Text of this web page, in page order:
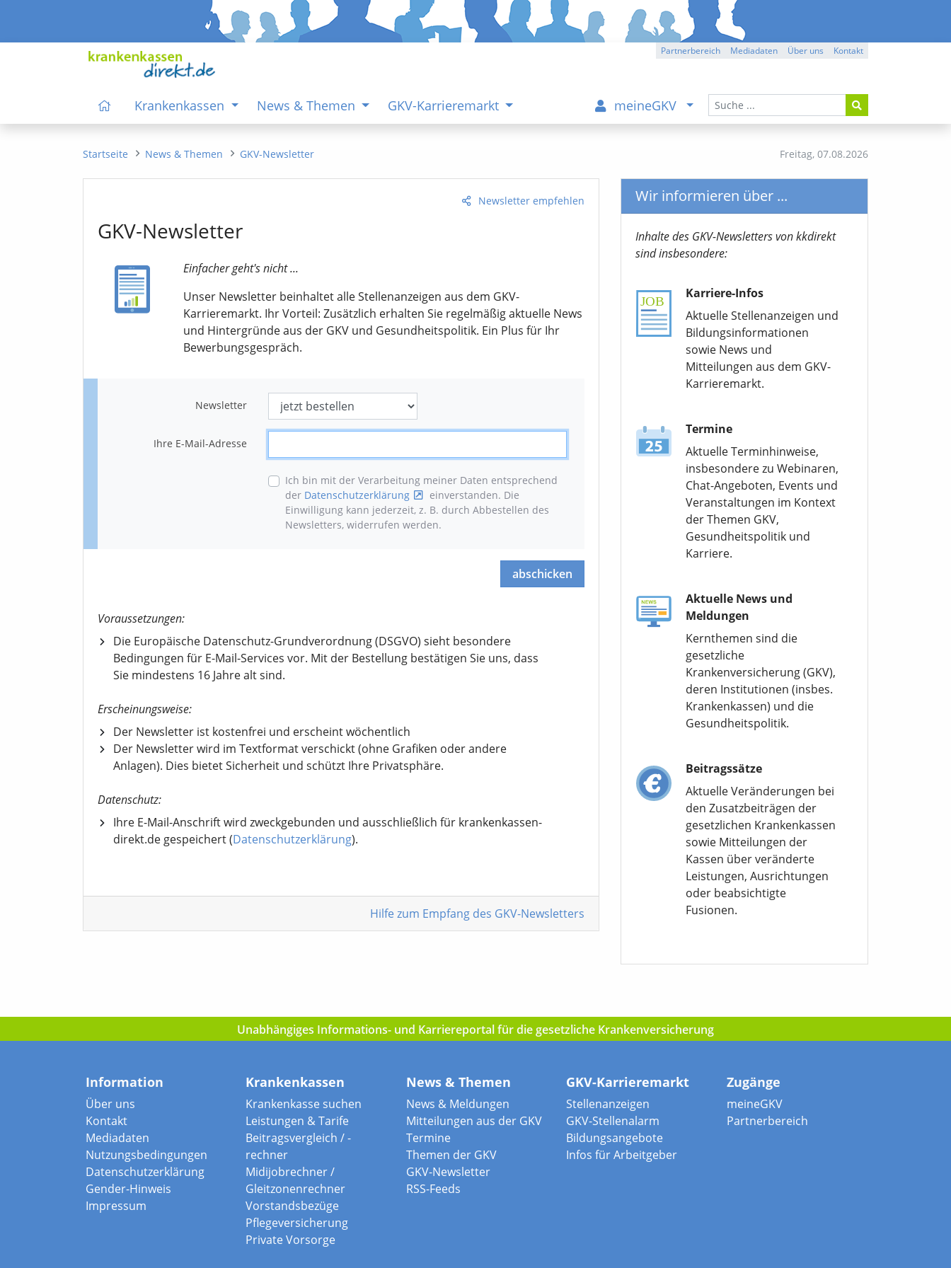
Partnerbereich Mediadaten Über uns Kontakt
Krankenkassen News & Themen GKV-Karrieremarkt meineGKV
Freitag, 07.08.2026
Startseite News & Themen GKV-Newsletter
Newsletter empfehlen
GKV-Newsletter
Einfacher geht's nicht ...
Unser Newsletter beinhaltet alle Stellenanzeigen aus dem GKV-
Karrieremarkt. Ihr Vorteil: Zusätzlich erhalten Sie regelmäßig aktuelle News
und Hintergründe aus der GKV und Gesundheitspolitik. Ein Plus für Ihr
Bewerbungsgespräch.
Newsletter
Ihre E-Mail-Adresse
Ich bin mit der Verarbeitung meiner Daten entsprechend
der Datenschutzerklärung
einverstanden. Die
Einwilligung kann jederzeit, z. B. durch Abbestellen des
Newsletters, widerrufen werden.
abschicken
Voraussetzungen:
Die Europäische Datenschutz-Grundverordnung (DSGVO) sieht besondere
Bedingungen für E-Mail-Services vor. Mit der Bestellung bestätigen Sie uns, dass
Sie mindestens 16 Jahre alt sind.
Erscheinungsweise:
Der Newsletter ist kostenfrei und erscheint wöchentlich
Der Newsletter wird im Textformat verschickt (ohne Grafiken oder andere
Anlagen). Dies bietet Sicherheit und schützt Ihre Privatsphäre.
Datenschutz:
Ihre E-Mail-Anschrift wird zweckgebunden und ausschließlich für krankenkassen-
direkt.de gespeichert (Datenschutzerklärung).
Hilfe zum Empfang des GKV-Newsletters
Wir informieren über ...
Inhalte des GKV-Newsletters von kkdirekt
sind insbesondere:
Karriere-Infos
Aktuelle Stellenanzeigen und
Bildungsinformationen
sowie News und
Mitteilungen aus dem GKV-
Karrieremarkt.
Termine
Aktuelle Terminhinweise,
insbesondere zu Webinaren,
Chat-Angeboten, Events und
Veranstaltungen im Kontext
der Themen GKV,
Gesundheitspolitik und
Karriere.
Aktuelle News und
Meldungen
Kernthemen sind die
gesetzliche
Krankenversicherung (GKV),
deren Institutionen (insbes.
Krankenkassen) und die
Gesundheitspolitik.
Beitragssätze
Aktuelle Veränderungen bei
den Zusatzbeiträgen der
gesetzlichen Krankenkassen
sowie Mitteilungen der
Kassen über veränderte
Leistungen, Ausrichtungen
oder beabsichtigte
Fusionen.
Unabhängiges Informations- und Karriereportal für die gesetzliche Krankenversicherung
Information
Über uns
Kontakt
Mediadaten
Nutzungsbedingungen
Datenschutzerklärung
Gender-Hinweis
Impressum
Krankenkassen
Krankenkasse suchen
Leistungen & Tarife
Beitragsvergleich / -
rechner
Midijobrechner /
Gleitzonenrechner
Vorstandsbezüge
Pflegeversicherung
Private Vorsorge
News & Themen
News & Meldungen
Mitteilungen aus der GKV
Termine
Themen der GKV
GKV-Newsletter
RSS-Feeds
GKV-Karrieremarkt
Stellenanzeigen
GKV-Stellenalarm
Bildungsangebote
Infos für Arbeitgeber
Zugänge
meineGKV
Partnerbereich